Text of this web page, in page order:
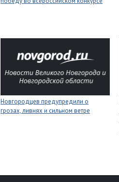
Новгородцев предупредили о
грозах, ливнях и сильном ветре